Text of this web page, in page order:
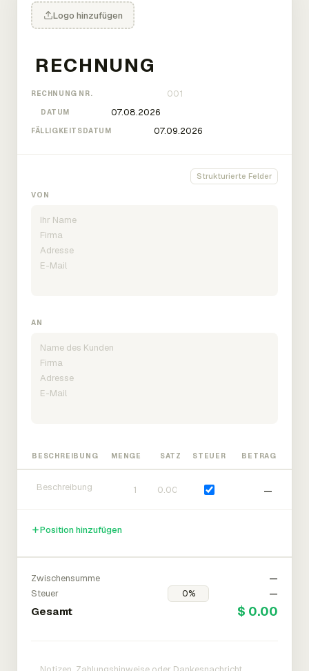
Logo hinzufügen
RECHNUNG NR.
DATUM
FÄLLIGKEITSDATUM
Strukturierte Felder
VON
AN
BESCHREIBUNG MENGE SATZ STEUER BETRAG
—
Position hinzufügen
Zwischensumme
—
Steuer
—
Gesamt $ 0.00